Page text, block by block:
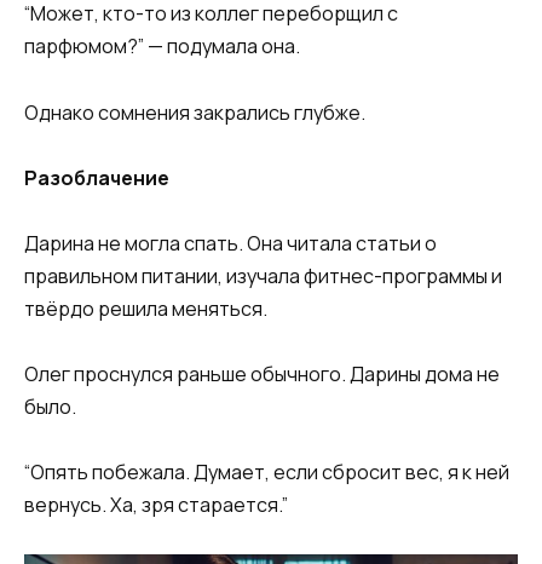
“Может, кто-то из коллег переборщил с
парфюмом?” — подумала она.
Однако сомнения закрались глубже.
Разоблачение
Дарина не могла спать. Она читала статьи о
правильном питании, изучала фитнес-программы и
твёрдо решила меняться.
Олег проснулся раньше обычного. Дарины дома не
было.
“Опять побежала. Думает, если сбросит вес, я к ней
вернусь. Ха, зря старается.”